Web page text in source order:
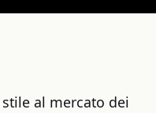
al mercato dei